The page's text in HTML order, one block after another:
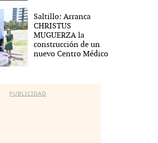
Saltillo: Arranca
CHRISTUS
MUGUERZA la
construcción de un
nuevo Centro Médico
PUBLICIDAD